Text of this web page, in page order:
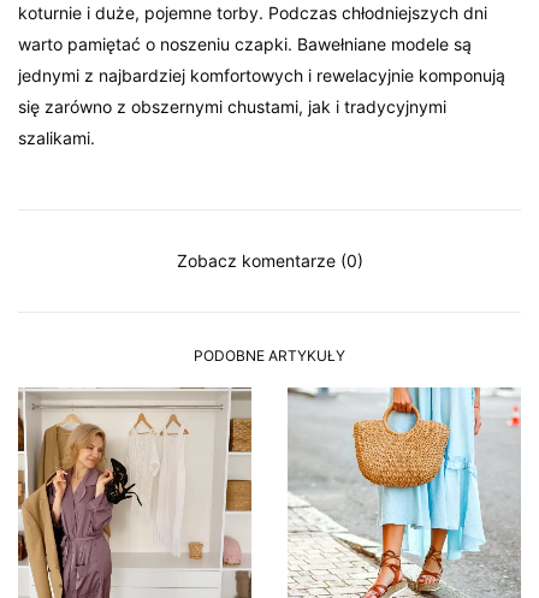
koturnie i duże, pojemne torby. Podczas chłodniejszych dni
warto pamiętać o noszeniu czapki. Bawełniane modele są
jednymi z najbardziej komfortowych i rewelacyjnie komponują
się zarówno z obszernymi chustami, jak i tradycyjnymi
szalikami.
Zobacz komentarze (0)
PODOBNE ARTYKUŁY